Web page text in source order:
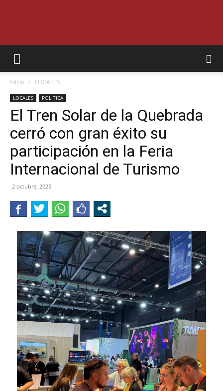
SEMANARIO
JUJUY
Inicio LOCALES
LOCALES POLITICA
El Tren Solar de la Quebrada
cerró con gran éxito su
participación en la Feria
Internacional de Turismo
2 octubre, 2025